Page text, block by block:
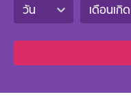
วัน เดือนเกิด